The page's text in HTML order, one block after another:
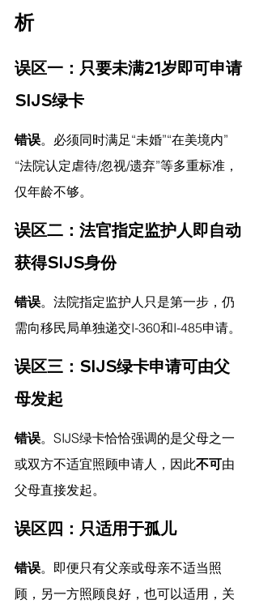
析
误区一：只要未满21岁即可申请
SIJS绿卡
错误。必须同时满足“未婚”“在美境内”
“法院认定虐待/忽视/遗弃”等多重标准，
仅年龄不够。
误区二：法官指定监护人即自动
获得SIJS身份
错误。法院指定监护人只是第一步，仍
需向移民局单独递交I-360和I-485申请。
误区三：SIJS绿卡申请可由父
母发起
错误。SIJS绿卡恰恰强调的是父母之一
或双方不适宜照顾申请人，因此不可由
父母直接发起。
误区四：只适用于孤儿
错误。即便只有父亲或母亲不适当照
顾，另一方照顾良好，也可以适用，关